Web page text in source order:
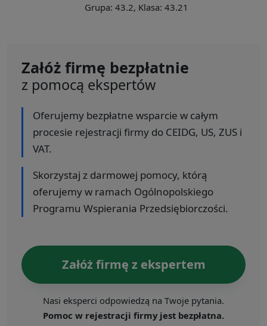
Grupa: 43.2, Klasa: 43.21
Załóż firmę bezpłatnie
z pomocą ekspertów
Oferujemy bezpłatne wsparcie w całym
procesie rejestracji firmy do CEIDG, US, ZUS i
VAT.
Skorzystaj z darmowej pomocy, którą
oferujemy w ramach Ogólnopolskiego
Programu Wspierania Przedsiębiorczości.
Załóż firmę z ekspertem
Nasi eksperci odpowiedzą na Twoje pytania.
Pomoc w rejestracji firmy jest bezpłatna.